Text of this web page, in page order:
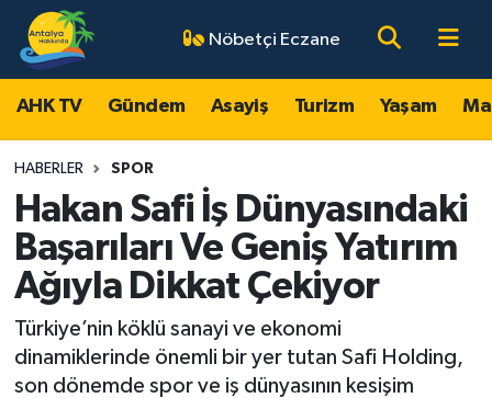
Nöbetçi Eczane
AHK TV Gündem Asayiş Turizm Yaşam
HABERLER SPOR
Hakan Safi İş Dünyasındaki
Başarıları Ve Geniş Yatırım
Ağıyla Dikkat Çekiyor
Türkiye’nin köklü sanayi ve ekonomi
dinamiklerinde önemli bir yer tutan Safi Holding,
son dönemde spor ve iş dünyasının kesişim
AHK TV
Gündem
Asayiş
Turizm
Yaşam
Magazin
Antalya Nöbetçi Eczaneler
Antalya Hava Durumu
Antalya Namaz Vakitleri
Antalya Trafik Yoğunluk Haritası
Süper Lig Puan Durumu ve Fikstür
Tüm Manşetler